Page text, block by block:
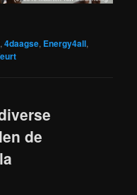
,4daagse, Energy4all,
de